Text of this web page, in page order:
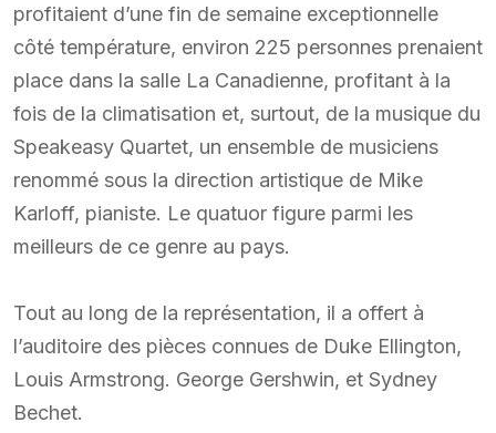
profitaient d’une fin de semaine exceptionnelle
côté température, environ 225 personnes prenaient
place dans la salle La Canadienne, profitant à la
fois de la climatisation et, surtout, de la musique du
Speakeasy Quartet, un ensemble de musiciens
renommé sous la direction artistique de Mike
Karloff, pianiste. Le quatuor figure parmi les
meilleurs de ce genre au pays.
Tout au long de la représentation, il a offert à
l’auditoire des pièces connues de Duke Ellington,
Louis Armstrong. George Gershwin, et Sydney
Bechet.